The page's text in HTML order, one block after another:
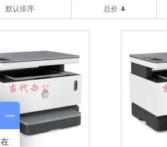
松下（PANASONIC） THINKPAD
默认排序 总价